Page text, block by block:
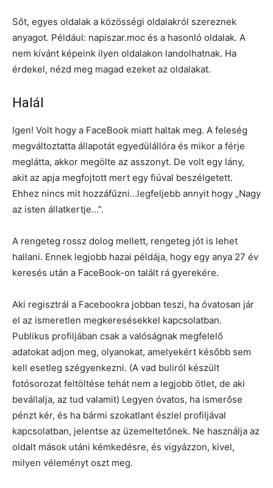
Sőt, egyes oldalak a közösségi oldalakról szereznek
anyagot. Például: napiszar.moc és a hasonló oldalak. A
nem kívánt képeink ilyen oldalakon landolhatnak. Ha
érdekel, nézd meg magad ezeket az oldalakat.
Halál
Igen! Volt hogy a FaceBook miatt haltak meg. A feleség
megváltoztatta állapotát egyedülállóra és mikor a férje
meglátta, akkor megölte az asszonyt. De volt egy lány,
akit az apja megfojtott mert egy fiúval beszélgetett.
Ehhez nincs mit hozzáfűzni…legfeljebb annyit hogy „Nagy
az isten állatkertje…”.
A rengeteg rossz dolog mellett, rengeteg jót is lehet
hallani. Ennek legjobb hazai példája, hogy egy anya 27 év
keresés után a FaceBook-on talált rá gyerekére.
Aki regisztrál a Facebookra jobban teszi, ha óvatosan jár
el az ismeretlen megkeresésekkel kapcsolatban.
Publikus profiljában csak a valóságnak megfelelő
adatokat adjon meg, olyanokat, amelyekért később sem
kell esetleg szégyenkezni. (A vad buliról készült
fotósorozat feltöltése tehát nem a legjobb ötlet, de aki
bevállalja, az tud valamit) Legyen óvatos, ha ismerőse
pénzt kér, és ha bármi szokatlant észlel profiljával
kapcsolatban, jelentse az üzemeltetőnek. Ne használja az
oldalt mások utáni kémkedésre, és vigyázzon, kivel,
milyen véleményt oszt meg.